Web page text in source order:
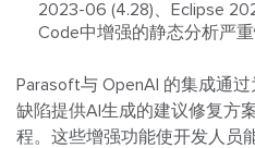
2023-06 (4.28)、Eclipse
Code中增强的静态分析严重
Parasoft与 OpenAI 的集成通
缺陷提供AI生成的建议修复方
程。这些增强功能使开发人员